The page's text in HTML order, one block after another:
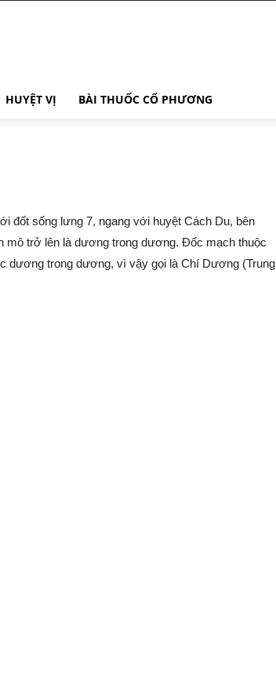
HUYỆT VỊ BÀI THUỐC CỔ PHƯƠNG
đốt sống lưng 7, ngang với huyệt Cách Du, bên
trở lên là dương trong dương. Đốc mạch thuộc
dương trong dương, vì vậy gọi là Chí Dương (Trung